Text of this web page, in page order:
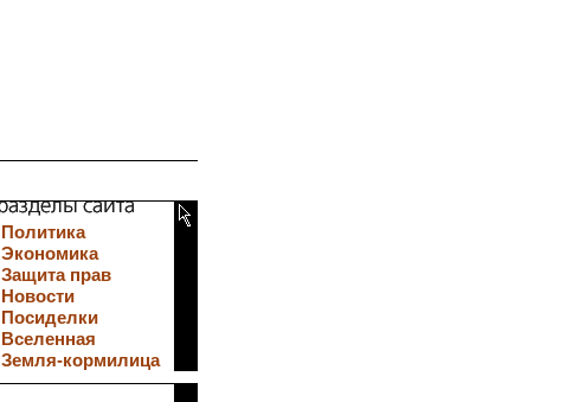
Политика
Экономика
Защита прав
Новости
Посиделки
Вселенная
Земля-кормилица